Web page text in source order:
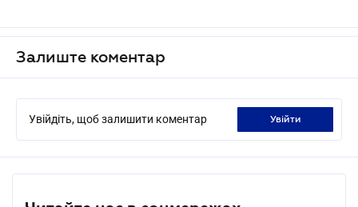
Залиште коментар
Увійдіть, щоб залишити коментар увійти